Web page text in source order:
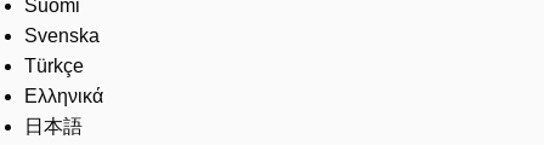
Suomi
Svenska
Türkçe
Ελληνικά
日本語